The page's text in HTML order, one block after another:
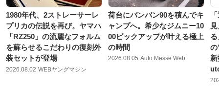
1980年代、2ストレーサーレ
プリカの伝説を再び。ヤマハ
「RZ250」の流麗なフォルム
を蘇らせるこだわりの復刻外
装セットが登場
2026.08.02 WEBヤングマシン
荷台にバンバン90を積んでキ
ャンプへ。希少なジムニー10
00ピックアップが叶える極上
の時間
2026.08.05 Auto Messe Web